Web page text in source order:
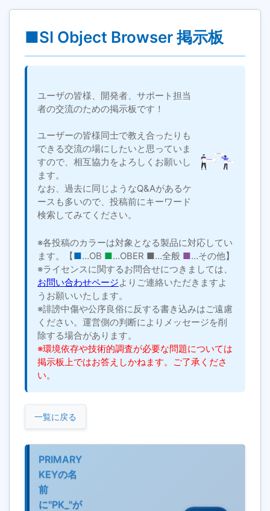
■SI Object Browser 掲示板
ユーザの皆様、開発者、サポート担当
者の交流のための掲示板です！
ユーザーの皆様同士で教え合ったりも
できる交流の場にしたいと思っていま
すので、相互協力をよろしくお願いし
ます。
なお、過去に同じようなQ&Aがあるケ
ースも多いので、投稿前にキーワード
検索してみてください。
※各投稿のカラーは対象となる製品に対応してい
ます。【■…OB ■…OBER ■…全般 ■…その他】
※ライセンスに関するお問合せにつきましては、
お問い合わせページよりご連絡いただきますよ
うお願いいたします。
※誹謗中傷や公序良俗に反する書き込みはご遠慮
ください。運営側の判断によりメッセージを削
除する場合があります。
※環境依存や技術的調査が必要な問題については
掲示板上ではお答えしかねます。ご了承くださ
い。
一覧に戻る
PRIMARY
KEYの名
前
に"PK_"が